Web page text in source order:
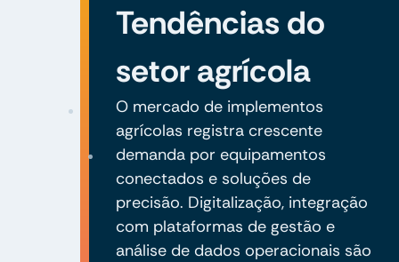
Tendências do
setor agrícola
O mercado de implementos
agrícolas registra crescente
demanda por equipamentos
conectados e soluções de
precisão. Digitalização, integração
com plataformas de gestão e
análise de dados operacionais são